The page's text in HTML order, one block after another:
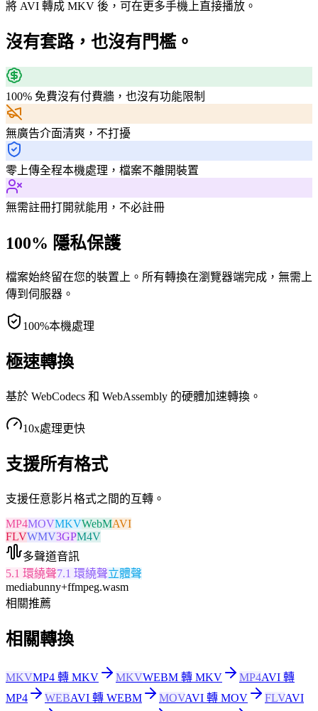
將 AVI 轉成 MKV 後，可在更多手機上直接播放。
沒有套路，也沒有門檻。
100% 免費沒有付費牆，也沒有功能限制
無廣告介面清爽，不打擾
零上傳全程本機處理，檔案不離開裝置
無需註冊打開就能用，不必註冊
100% 隱私保護
檔案始終留在您的裝置上。所有轉換在瀏覽器端完成，無需上
傳到伺服器。
100%本機處理
極速轉換
基於 WebCodecs 和 WebAssembly 的硬體加速轉換。
10x處理更快
支援所有格式
支援任意影片格式之間的互轉。
MP4MOVMKVWebMAVI
FLVWMV3GPM4V
多聲道音訊
5.1 環繞聲7.1 環繞聲立體聲
mediabunny+ffmpeg.wasm
相關推薦
相關轉換
MKVMP4 轉 MKV MKVWEBM 轉 MKV MP4AVI 轉
MP4
WEBAVI 轉 WEBM MOVAVI 轉 MOV FLVAVI